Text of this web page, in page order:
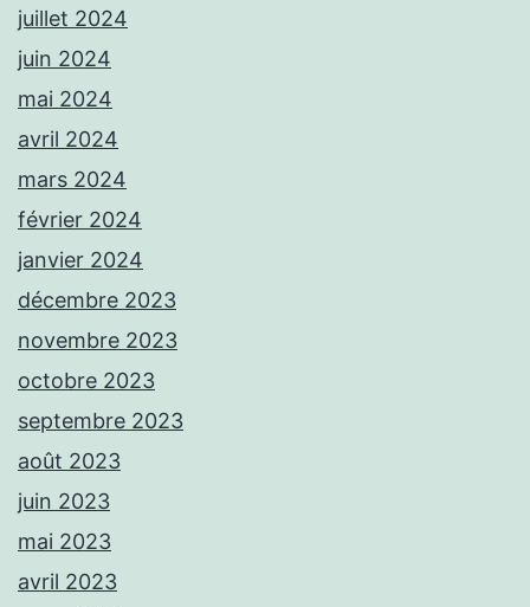
juillet 2024
juin 2024
mai 2024
avril 2024
mars 2024
février 2024
janvier 2024
décembre 2023
novembre 2023
octobre 2023
septembre 2023
août 2023
juin 2023
mai 2023
avril 2023